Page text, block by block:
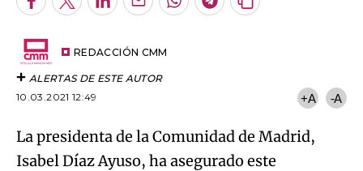
Facebook
TwitterLinkedInEnviarWhatsapp
Telegram
Copiar
REDACCIÓN CMM
ALERTAS DE ESTE AUTOR
10.03.2021 12:49
+A -A
La presidenta de la Comunidad de Madrid,
Isabel Díaz Ayuso, ha asegurado este